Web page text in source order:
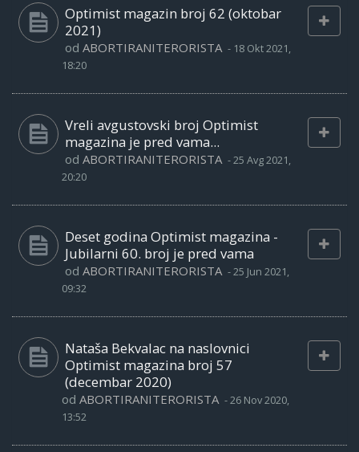
Optimist magazin broj 62 (oktobar
2021)
od ABORTIRANITERORISTA - 18 Okt 2021,
18:20
Vreli avgustovski broj Optimist
magazina je pred vama...
od ABORTIRANITERORISTA -25 Avg 2021,
20:20
Deset godina Optimist magazina -
Jubilarni 60. broj je pred vama
od ABORTIRANITERORISTA -25 Jun 2021,
09:32
Nataša Bekvalac na naslovnici
Optimist magazina broj 57
(decembar 2020)
od ABORTIRANITERORISTA -26 Nov 2020,
13:52